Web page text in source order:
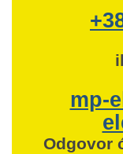
mp-
Odgovor